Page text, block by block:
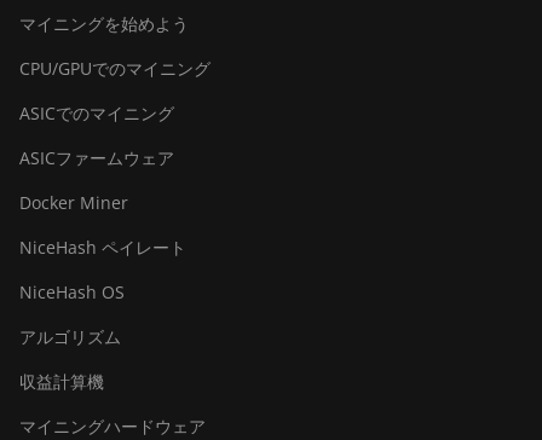
マイニングを始めよう
CPU/GPUでのマイニング
ASICでのマイニング
ASICファームウェア
Docker Miner
NiceHash ペイレート
NiceHash OS
アルゴリズム
収益計算機
マイニングハードウェア